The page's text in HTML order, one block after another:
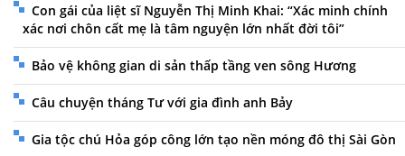
Con gái của liệt sĩ Nguyễn Thị Minh Khai: “Xác minh chính
xác nơi chôn cất mẹ là tâm nguyện lớn nhất đời tôi”
Bảo vệ không gian di sản thấp tầng ven sông Hương
Câu chuyện tháng Tư với gia đình anh Bảy
Gia tộc chú Hỏa góp công lớn tạo nền móng đô thị Sài Gòn